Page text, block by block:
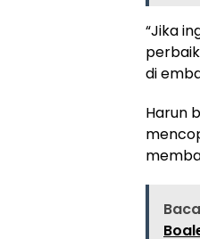
“Jika
di
Harun